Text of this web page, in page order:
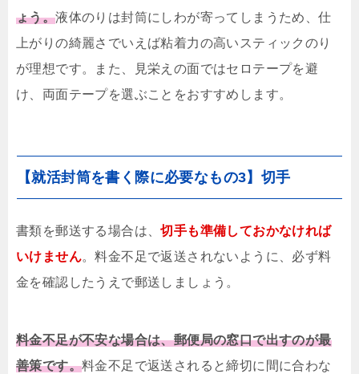
ょう。液体のりは封筒にしわが寄ってしまうため、仕
上がりの綺麗さでいえば粘着力の高いスティックのり
が理想です。また、見栄えの面ではセロテープを避
け、両面テープを選ぶことをおすすめします。
【就活封筒を書く際に必要なもの3】切手
書類を郵送する場合は、切手も準備しておかなければ
いけません。料金不足で返送されないように、必ず料
金を確認したうえで郵送しましょう。
料金不足が不安な場合は、郵便局の窓口で出すのが最
善策です。料金不足で返送されると締切に間に合わな